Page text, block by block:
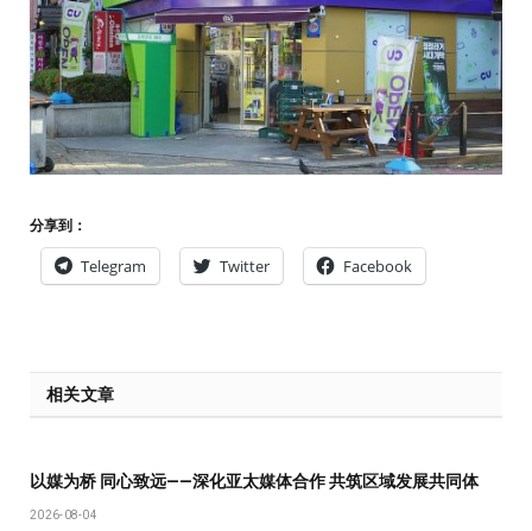
分享到：
Telegram Twitter Facebook
相关文章
以媒为桥 同心致远——深化亚太媒体合作 共筑区域发展共同体
2026-08-04